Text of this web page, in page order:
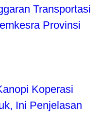
Transportasi
Provinsi
Koperasi
Ini Penjelasan